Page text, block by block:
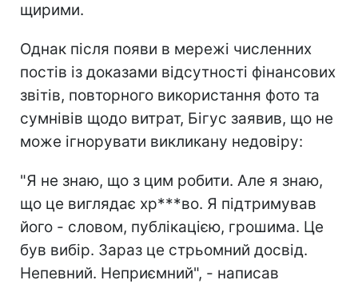
щирими.
Однак після появи в мережі численних
постів із доказами відсутності фінансових
звітів, повторного використання фото та
сумнівів щодо витрат, Бігус заявив, що не
може ігнорувати викликану недовіру:
"Я не знаю, що з цим робити. Але я знаю,
що це виглядає хр***во. Я підтримував
його - словом, публікацією, грошима. Це
був вибір. Зараз це стрьомний досвід.
Непевний. Неприємний", - написав